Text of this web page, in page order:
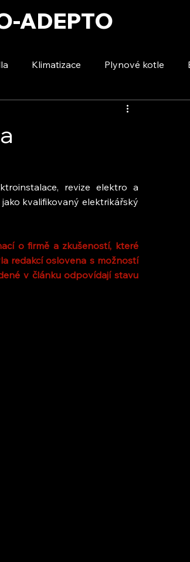
ADEPTO
Klimatizace Plynové kotle
Voda a úspory
revize elektro a
kvalifikovaný elektrikářský
o firmě a zkušeností, které
redakcí oslovena s možností
v článku odpovídají stavu